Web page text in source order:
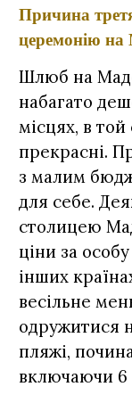
Причина
церемонію
Шлюб на
набагато
місцях, в
прекрасні.
з малим
для себе.
столицею
ціни за
інших
весільне
одружитися
пляжі,
включаючи 6